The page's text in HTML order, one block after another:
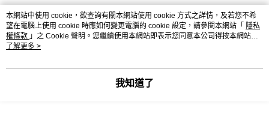
熱門標籤
本網站中使用 cookie，欲查詢有關本網站使用 cookie 方式之詳情，及若您不希
望在電腦上使用 cookie 時應如何變更電腦的 cookie 設定，請參閱本網站「 隱私
權條款 」之 Cookie 聲明。您繼續使用本網站即表示您同意本公司得按本網站使
用條款之 Cookie 聲明使用 cookie。
了解更多 >
我知道了